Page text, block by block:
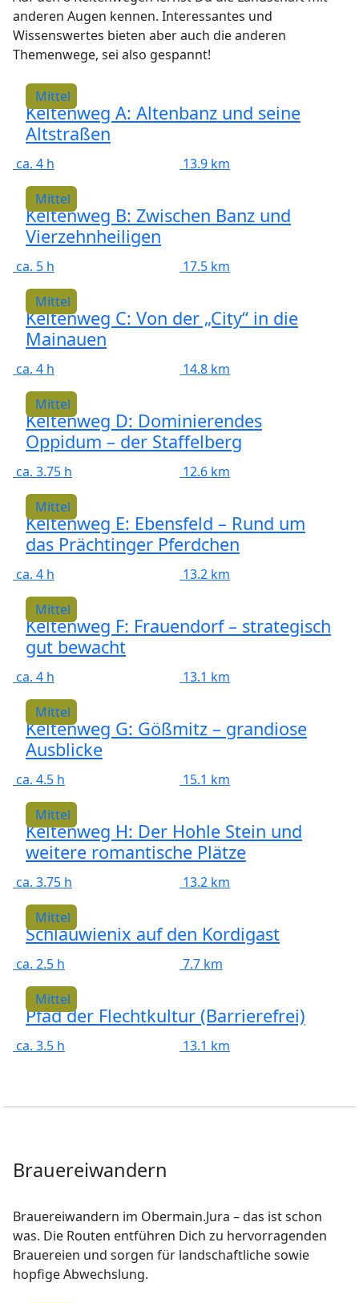
anderen Augen kennen. Interessantes und
Wissenswertes bieten aber auch die anderen
Themenwege, sei also gespannt!
Mittel
Keltenweg A: Altenbanz und seine
Altstraßen
ca. 4 h
13.9 km
Mittel
Keltenweg B: Zwischen Banz und
Vierzehnheiligen
ca. 5 h
17.5 km
Mittel
Keltenweg C: Von der „City“ in die
Mainauen
ca. 4 h
14.8 km
Mittel
Keltenweg D: Dominierendes
Oppidum – der Staffelberg
ca. 3.75 h
12.6 km
Mittel
Keltenweg E: Ebensfeld – Rund um
das Prächtinger Pferdchen
ca. 4 h
13.2 km
Mittel
Keltenweg F: Frauendorf – strategisch
gut bewacht
ca. 4 h
13.1 km
Mittel
Keltenweg G: Gößmitz – grandiose
Ausblicke
ca. 4.5 h
15.1 km
Mittel
Keltenweg H: Der Hohle Stein und
weitere romantische Plätze
ca. 3.75 h
13.2 km
Mittel
Schlauwienix auf den Kordigast
ca. 2.5 h
7.7 km
Mittel
Pfad der Flechtkultur (Barrierefrei)
ca. 3.5 h 13.1 km
Brauereiwandern
Brauereiwandern im Obermain.Jura – das ist schon
was. Die Routen entführen Dich zu hervorragenden
Brauereien und sorgen für landschaftliche sowie
hopfige Abwechslung.